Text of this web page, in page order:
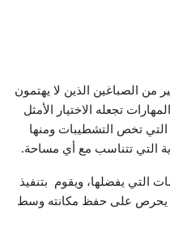
من الصباغين الذين لا يهتمون
تجعله الاختيار الأمثل
تخص التشطيبات ومنها
التي تتناسب مع أي مساحة.
التي يفضلها، ويقوم بتنفيذ
يحرص على حفظ مكانته وسط